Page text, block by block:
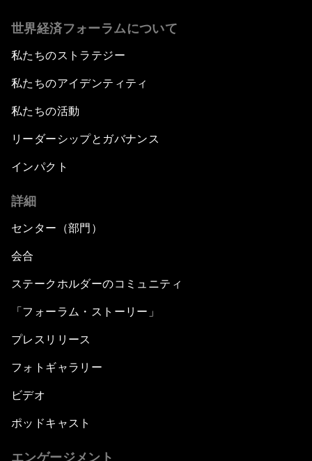
世界経済フォーラムについて
私たちのストラテジー
私たちのアイデンティティ
私たちの活動
リーダーシップとガバナンス
インパクト
詳細
センター（部門）
会合
ステークホルダーのコミュニティ
「フォーラム・ストーリー」
プレスリリース
フォトギャラリー
ビデオ
ポッドキャスト
エンゲージメント